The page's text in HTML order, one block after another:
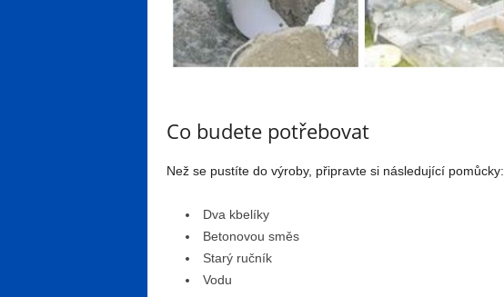
Co budete potřebovat
Než se pustíte do výroby, připravte si následující pomůcky:
Dva kbelíky
Betonovou směs
Starý ručník
Vodu